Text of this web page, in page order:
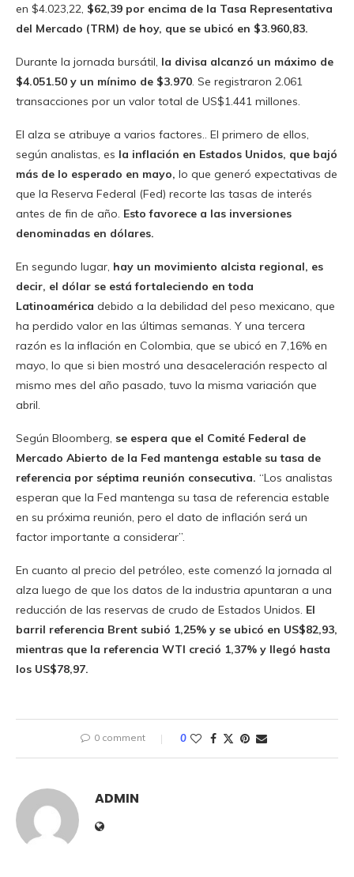
en $4.023,22, $62,39 por encima de la Tasa Representativa
del Mercado (TRM) de hoy, que se ubicó en $3.960,83.
Durante la jornada bursátil, la divisa alcanzó un máximo de
$4.051.50 y un mínimo de $3.970. Se registraron 2.061
transacciones por un valor total de US$1.441 millones.
El alza se atribuye a varios factores.. El primero de ellos,
según analistas, es la inflación en Estados Unidos, que bajó
más de lo esperado en mayo, lo que generó expectativas de
que la Reserva Federal (Fed) recorte las tasas de interés
antes de fin de año. Esto favorece a las inversiones
denominadas en dólares.
En segundo lugar, hay un movimiento alcista regional, es
decir, el dólar se está fortaleciendo en toda
Latinoamérica debido a la debilidad del peso mexicano, que
ha perdido valor en las últimas semanas. Y una tercera
razón es la inflación en Colombia, que se ubicó en 7,16% en
mayo, lo que si bien mostró una desaceleración respecto al
mismo mes del año pasado, tuvo la misma variación que
abril.
Según Bloomberg, se espera que el Comité Federal de
Mercado Abierto de la Fed mantenga estable su tasa de
referencia por séptima reunión consecutiva. “Los analistas
esperan que la Fed mantenga su tasa de referencia estable
en su próxima reunión, pero el dato de inflación será un
factor importante a considerar”.
En cuanto al precio del petróleo, este comenzó la jornada al
alza luego de que los datos de la industria apuntaran a una
reducción de las reservas de crudo de Estados Unidos. El
barril referencia Brent subió 1,25% y se ubicó en US$82,93,
mientras que la referencia WTI creció 1,37% y llegó hasta
los US$78,97.
0 comment 0
ADMIN